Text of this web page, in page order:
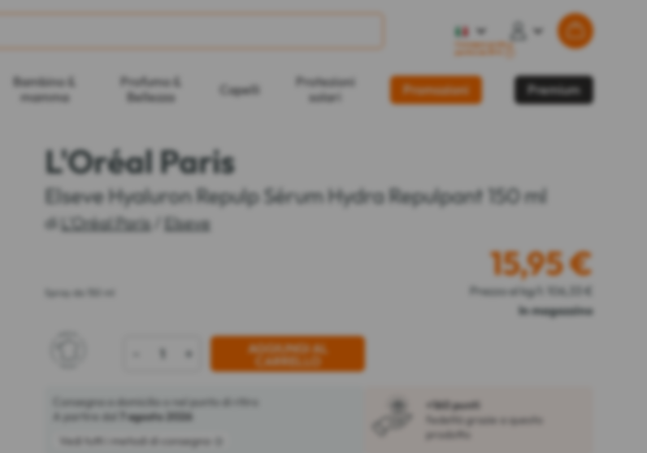
Consegna gratis a
Bambino &
mamma
Profumo &
Bellezza
Capelli
Protezioni
solari
Promozioni Premium
L'Oréal Paris
Elseve Hyaluron Repulp Sérum Hydra Repulpant 150 ml
di L'Oréal Paris/ Elseve
Spray da 150 ml
15,95€
Prezzo al kg/l: 106,33 €
In magazzino
+
AGGIUNGI AL
CARRELLO
Consegna a domicilio o nel punto di ritiro
A partire dal
7 agosto 2026
Vedi tutti i metodi di consegna
+160 punti
fedeltà grazie a questo
prodotto